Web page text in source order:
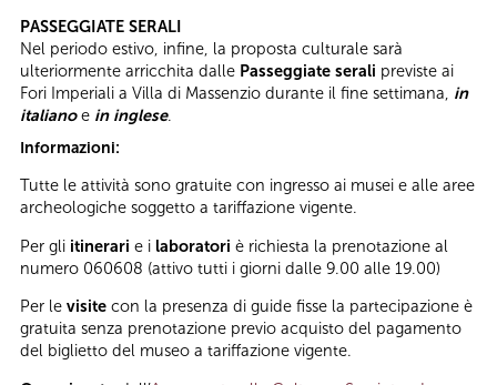
PASSEGGIATE SERALI
Nel periodo estivo, infine, la proposta culturale sarà
ulteriormente arricchita dalle Passeggiate serali previste ai
Fori Imperiali a Villa di Massenzio durante il fine settimana, in
italianoe in inglese.
Informazioni:
Tutte le attività sono gratuite con ingresso ai musei e alle aree
archeologiche soggetto a tariffazione vigente.
Per gli itinerari e i laboratori è richiesta la prenotazione al
numero 060608 (attivo tutti i giorni dalle 9.00 alle 19.00)
Per le visite con la presenza di guide fisse la partecipazione è
gratuita senza prenotazione previo acquisto del pagamento
del biglietto del museo a tariffazione vigente.